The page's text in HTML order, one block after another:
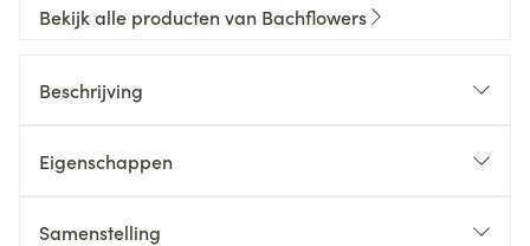
Bekijk alle producten van Bachflowers
Beschrijving
Eigenschappen
Samenstelling